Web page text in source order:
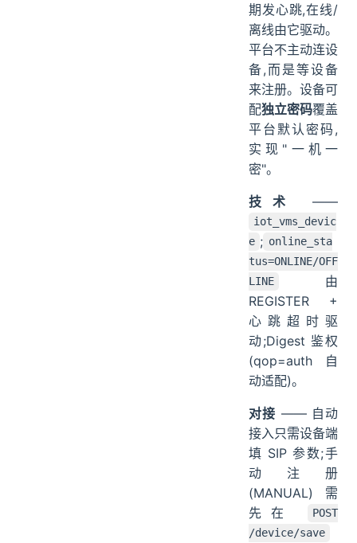
期发心跳,在线/
离线由它驱动。
平台不主动连设
备,而是等设备
来注册。设备可
配独立密码覆盖
平台默认密码,
实现"一机一
密"。
技术 ——
iot_vms_devic
e ; online_sta
tus=ONLINE/OFF
LINE
由
REGISTER +
心跳超时驱
动;Digest 鉴权
(qop=auth 自
动适配)。
对接 —— 自动
接入只需设备端
填 SIP 参数;手
动注册
(MANUAL)需
先在
POST
/device/save